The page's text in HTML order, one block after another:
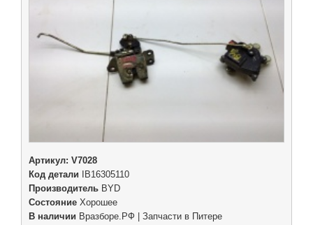
Артикул: V7028
Код детали IB16305110
Производитель BYD
Состояние Хорошее
В наличии Вразборе.РФ | Запчасти в Питере